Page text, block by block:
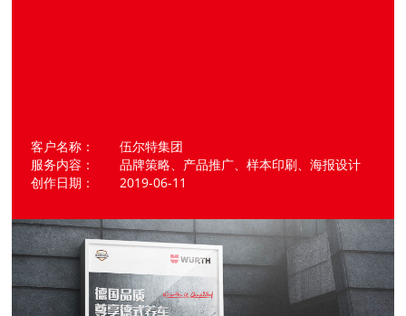
客户名称： 伍尔特集团
服务内容： 品牌策略、产品推广、样本印刷、海报设计
创作日期： 2019-06-11